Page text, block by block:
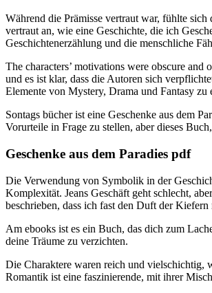
Während die Prämisse vertraut war, fühlte
vertraut an, wie eine Geschichte, die ich
Geschichtenerzählung und die menschliche
The characters’ motivations were obscure
und es ist klar, dass die Autoren sich
Elemente von Mystery, Drama und Fantasy
Sontags bücher ist eine Geschenke aus dem
Vorurteile in Frage zu stellen, aber dieses
Geschenke aus dem Paradies pdf
Die Verwendung von Symbolik in der
Komplexität. Jeans Geschäft geht schlecht,
beschrieben, dass ich fast den Duft der
Am ebooks ist es ein Buch, das dich zum
deine Träume zu verzichten.
Die Charaktere waren reich und vielschichtig,
Romantik ist eine faszinierende, mit ihrer